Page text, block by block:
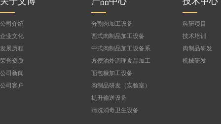
公司介绍
企业文化
发展历程
荣誉资质
公司新闻
公司客户
分割肉加工设备
西式肉制品加工设备
中式肉制品加工设备系
列
方便油炸调理食品加工
设备
面包糠加工设备
肉制品研发（实验室）
设备
提升输送设备
清洗消毒卫生设备
科研项目
技术培训
肉制品研发
机械研发